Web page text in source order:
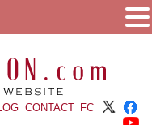
CONTACT FC